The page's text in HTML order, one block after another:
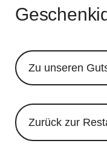
Zu unseren
Zurück zur